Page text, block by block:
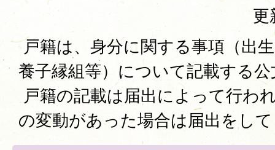
更
戸籍は、身分に関する事項（出
養子縁組等）について記載する
戸籍の記載は届出によって行わ
の変動があった場合は届出をし